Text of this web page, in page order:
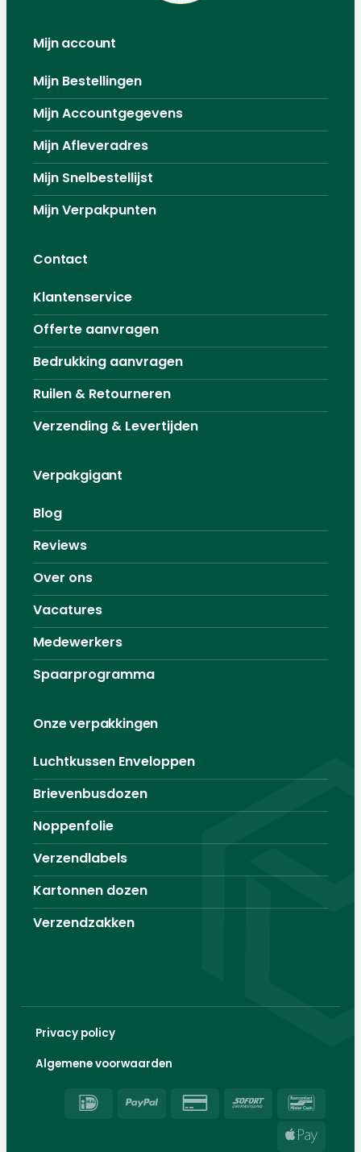
Mijn account
Mijn Bestellingen
Mijn Accountgegevens
Mijn Afleveradres
Mijn Snelbestellijst
Mijn Verpakpunten
Contact
Klantenservice
Offerte aanvragen
Bedrukking aanvragen
Ruilen & Retourneren
Verzending & Levertijden
Verpakgigant
Blog
Reviews
Over ons
Vacatures
Medewerkers
Spaarprogramma
Onze verpakkingen
Luchtkussen Enveloppen
Brievenbusdozen
Noppenfolie
Verzendlabels
Kartonnen dozen
Verzendzakken
Privacy policy
Algemene voorwaarden
IDeal PayPal
Credit
Sofort